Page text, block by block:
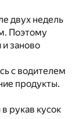
двух недель
Поэтому
заново
с водителем
продукты.
рукав кусок